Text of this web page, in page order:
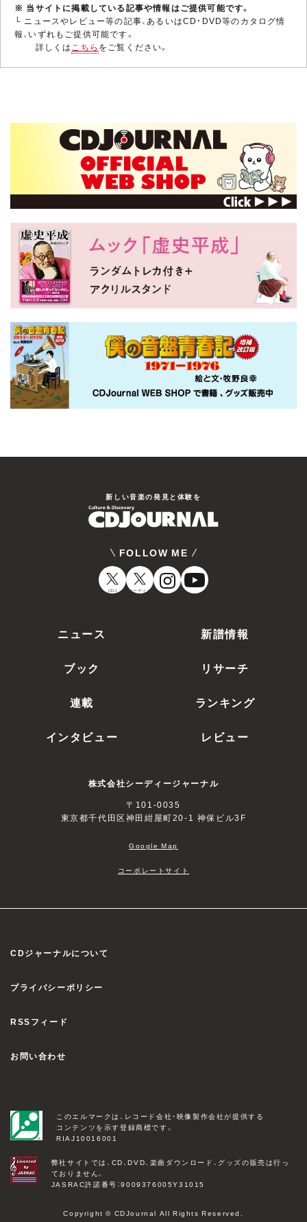
※ 当サイトに掲載している記事や情報はご提供可能です。
└ ニュースやレビュー等の記事、あるいはCD・DVD等のカタログ情
報、いずれもご提供可能です。
詳しくはこちら をご覧ください。
新しい⾳楽の発⾒と体験を
FOLLOW ME
CDJ オーディオ
ニュース 新譜情報
ブック リサーチ
連載 ランキング
インタビュー レビュー
株式会社シーディージャーナル
〒101-0035
東京都千代田区神田紺屋町20-1 神保ビル3F
Google Map
コーポレートサイト
CDジャーナルについて
プライバシーポリシー
RSSフィード
お問い合わせ
このエルマークは、レコード会社・映像製作会社が提供する
コンテンツを示す登録商標です。
RIAJ10016001
弊社サイトでは、CD、DVD、楽曲ダウンロード、グッズの販売は行っ
ておりません。
JASRAC許諾番号：9009376005Y31015
Copyright © CDJournal All Rights Reserved.